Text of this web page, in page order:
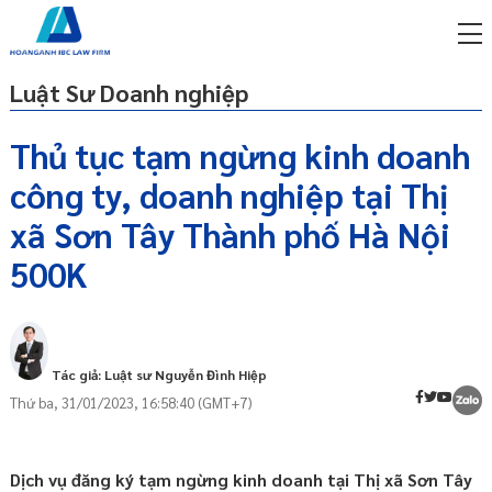
Luật Sư Doanh nghiệp
Thủ tục tạm ngừng kinh doanh
công ty, doanh nghiệp tại Thị
xã Sơn Tây Thành phố Hà Nội
500K
Tác giả: Luật sư Nguyễn Đình Hiệp
Thứ ba, 31/01/2023, 16:58:40 (GMT+7)
Dịch vụ đăng ký tạm ngừng kinh doanh tại Thị xã Sơn Tây
ngừng kinh doanh là gì?
Thủ tục tạm ngừng kinh doanh tại Thị xã
phí qua zalo
sư trực tuyến online
ty/doanh nghiệp
gói
phí qua zalo
sư trực tuyến online
gói
gói